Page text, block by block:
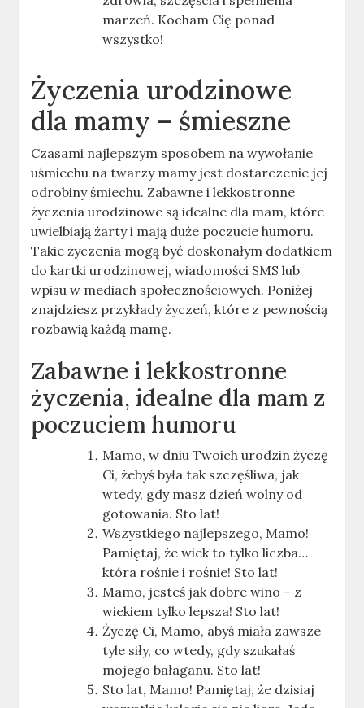
marzeń. Kocham Cię ponad
wszystko!
Życzenia urodzinowe
dla mamy – śmieszne
Czasami najlepszym sposobem na wywołanie
uśmiechu na twarzy mamy jest dostarczenie jej
odrobiny śmiechu. Zabawne i lekkostronne
życzenia urodzinowe są idealne dla mam, które
uwielbiają żarty i mają duże poczucie humoru.
Takie życzenia mogą być doskonałym dodatkiem
do kartki urodzinowej, wiadomości SMS lub
wpisu w mediach społecznościowych. Poniżej
znajdziesz przykłady życzeń, które z pewnością
rozbawią każdą mamę.
Zabawne i lekkostronne
życzenia, idealne dla mam z
poczuciem humoru
Mamo, w dniu Twoich urodzin życzę
Ci, żebyś była tak szczęśliwa, jak
wtedy, gdy masz dzień wolny od
gotowania. Sto lat!
Wszystkiego najlepszego, Mamo!
Pamiętaj, że wiek to tylko liczba…
która rośnie i rośnie! Sto lat!
Mamo, jesteś jak dobre wino – z
wiekiem tylko lepsza! Sto lat!
Życzę Ci, Mamo, abyś miała zawsze
tyle siły, co wtedy, gdy szukałaś
mojego bałaganu. Sto lat!
Sto lat, Mamo! Pamiętaj, że dzisiaj